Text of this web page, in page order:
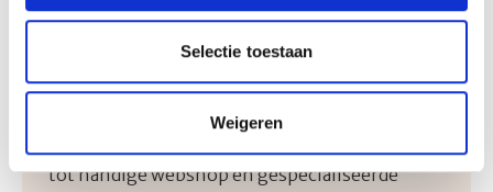
Selectie toestaan
Weigeren
Wij zorgen ervoor dat jouw patiënt de juiste
medische voeding en de beste begeleiding
krijgt. Van snelle levering en persoonlijke
tot handige webshop en gespecialiseerde